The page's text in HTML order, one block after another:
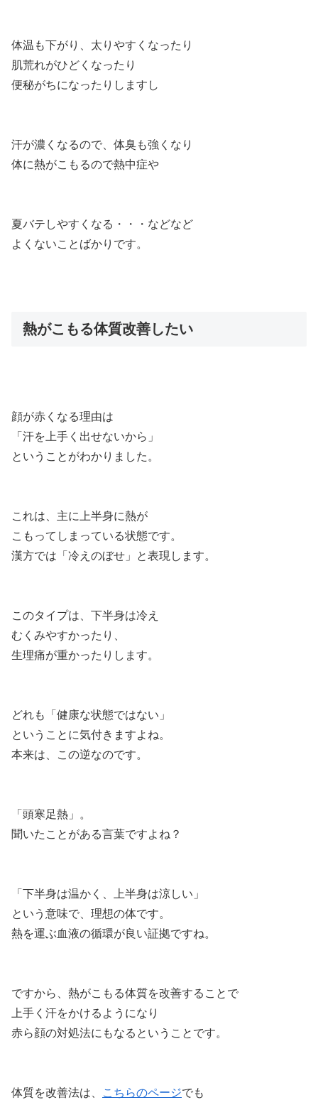
体温も下がり、太りやすくなったり
肌荒れがひどくなったり
便秘がちになったりしますし
汗が濃くなるので、体臭も強くなり
体に熱がこもるので熱中症や
夏バテしやすくなる・・・などなど
よくないことばかりです。
熱がこもる体質改善したい
顔が赤くなる理由は
「汗を上手く出せないから」
ということがわかりました。
これは、主に上半身に熱が
こもってしまっている状態です。
漢方では「冷えのぼせ」と表現します。
このタイプは、下半身は冷え
むくみやすかったり、
生理痛が重かったりします。
どれも「健康な状態ではない」
ということに気付きますよね。
本来は、この逆なのです。
「頭寒足熱」。
聞いたことがある言葉ですよね？
「下半身は温かく、上半身は涼しい」
という意味で、理想の体です。
熱を運ぶ血液の循環が良い証拠ですね。
ですから、熱がこもる体質を改善することで
上手く汗をかけるようになり
赤ら顔の対処法にもなるということです。
体質を改善法は、 こちらのページでも